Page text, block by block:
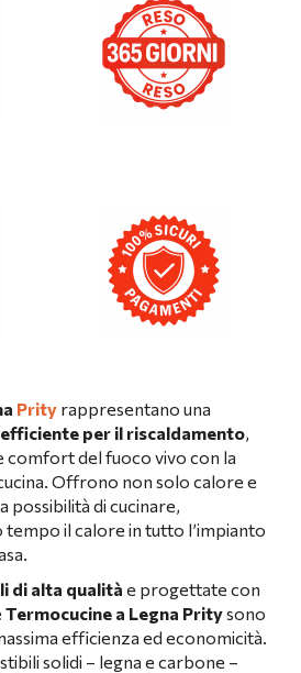
Prity rappresentano una
efficiente per il riscaldamento,
comfort del fuoco vivo con la
Offrono non solo calore e
possibilità di cucinare,
tempo il calore in tutto l’impianto
di alta qualità e progettate con
Termocucine a Legna Pritysono
efficienza ed economicità.
solidi – legna e carbone –